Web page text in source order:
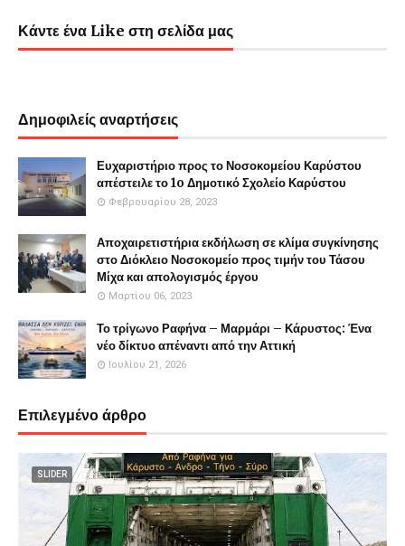
Κάντε ένα Like στη σελίδα μας
Δημοφιλείς αναρτήσεις
Ευχαριστήριο προς το Νοσοκομείου Καρύστου
απέστειλε το 1o Δημοτικό Σχολείο Καρύστου
Φεβρουαρίου 28, 2023
Αποχαιρετιστήρια εκδήλωση σε κλίμα συγκίνησης
στο Διόκλειο Νοσοκομείο προς τιμήν του Τάσου
Μίχα και απολογισμός έργου
Μαρτίου 06, 2023
Το τρίγωνο Ραφήνα – Μαρμάρι – Κάρυστος: Ένα
νέο δίκτυο απέναντι από την Αττική
Ιουλίου 21, 2026
Επιλεγμένο άρθρο
SLIDER